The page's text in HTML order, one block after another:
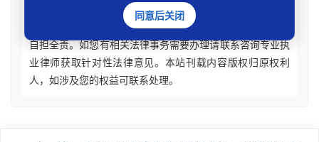
意见建议。法律适用存在地域、时效、个案等差异，请勿生
搬硬套处理具体个案纠纷，由此产生的一切法律后果皆由您
自担全责。如您有相关法律事务需要办理请联系咨询专业执
业律师获取针对性法律意见。本站刊载内容版权归原权利
人，如涉及您的权益可联系处理。
同意后关闭